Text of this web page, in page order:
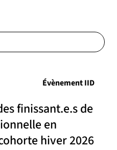
finissant.e.s de
en
hiver 2026
Évènement IID